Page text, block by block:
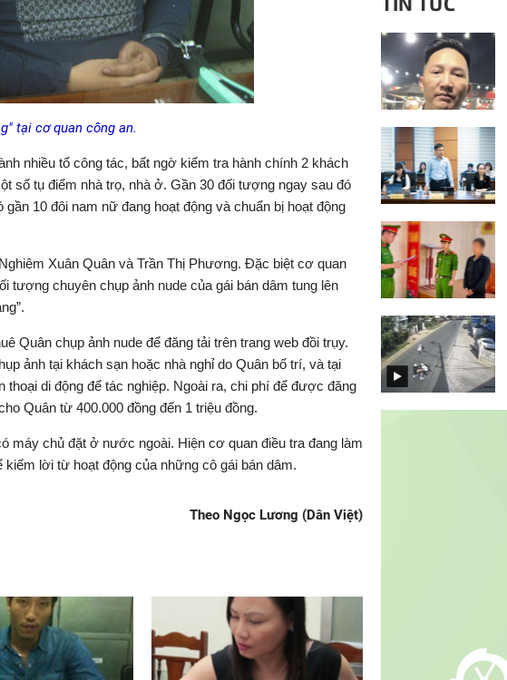
tại cơ quan công an.
nhiều tổ công tác, bất ngờ kiểm tra hành chính 2 khách
số tụ điểm nhà trọ, nhà ở. Gần 30 đối tượng ngay sau đó
10 đôi nam nữ đang hoạt động và chuẩn bị hoạt động
Xuân Quân và Trần Thị Phương. Đặc biệt cơ quan
tượng chuyên chụp ảnh nude của gái bán dâm tung lên
Quân chụp ảnh nude để đăng tải trên trang web đồi trụy.
ảnh tại khách sạn hoặc nhà nghỉ do Quân bố trí, và tại
thoại di động để tác nghiệp. Ngoài ra, chi phí để được đăng
Quân từ 400.000 đồng đến 1 triệu đồng.
máy chủ đặt ở nước ngoài. Hiện cơ quan điều tra đang làm
lời từ hoạt động của những cô gái bán dâm.
Theo Ngọc Lương (Dân Việt)